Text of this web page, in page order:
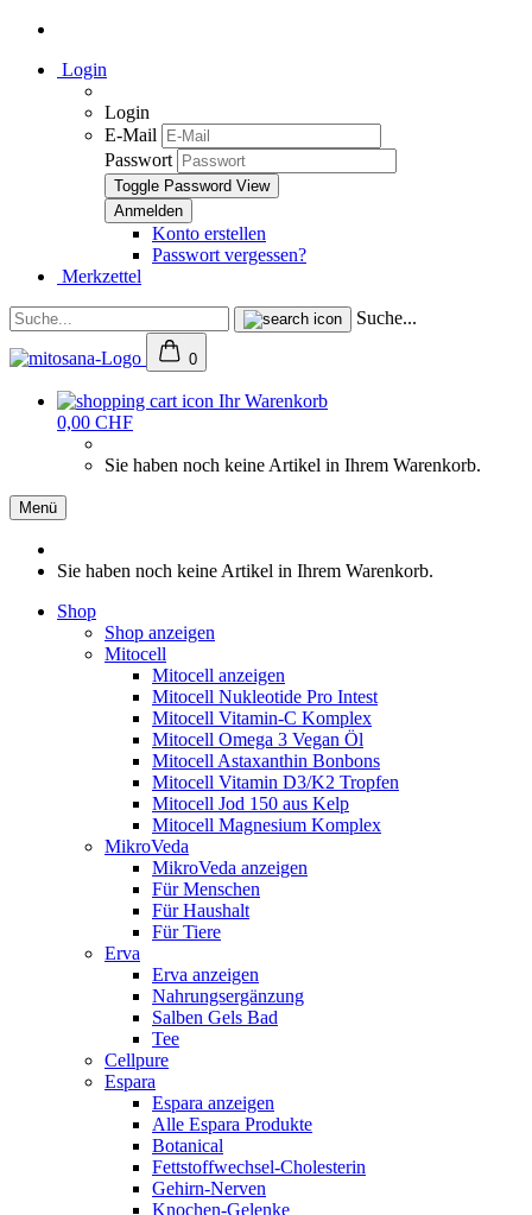
Login
Login
E-Mail
Passwort
Toggle Password View
Konto erstellen
Passwort vergessen?
Merkzettel
Suche...
0
Ihr Warenkorb
0,00 CHF
Sie haben noch keine Artikel in Ihrem Warenkorb.
Menü
Sie haben noch keine Artikel in Ihrem Warenkorb.
Shop
Shop anzeigen
Mitocell
Mitocell anzeigen
Mitocell Nukleotide Pro Intest
Mitocell Vitamin-​​C Komplex
Mitocell Omega 3 Vegan Öl
Mitocell Astaxanthin Bonbons
Mitocell Vitamin D3/K2 Tropfen
Mitocell Jod 150 aus Kelp
Mitocell Magnesium Komplex
MikroVeda
MikroVeda anzeigen
Für Menschen
Für Haushalt
Für Tiere
Erva
Erva anzeigen
Nahrungsergänzung
Salben Gels Bad
Tee
Cellpure
Espara
Espara anzeigen
Alle Espara Produkte
Botanical
Fettstoffwechsel-Cholesterin
Gehirn-Nerven
Knochen-Gelenke